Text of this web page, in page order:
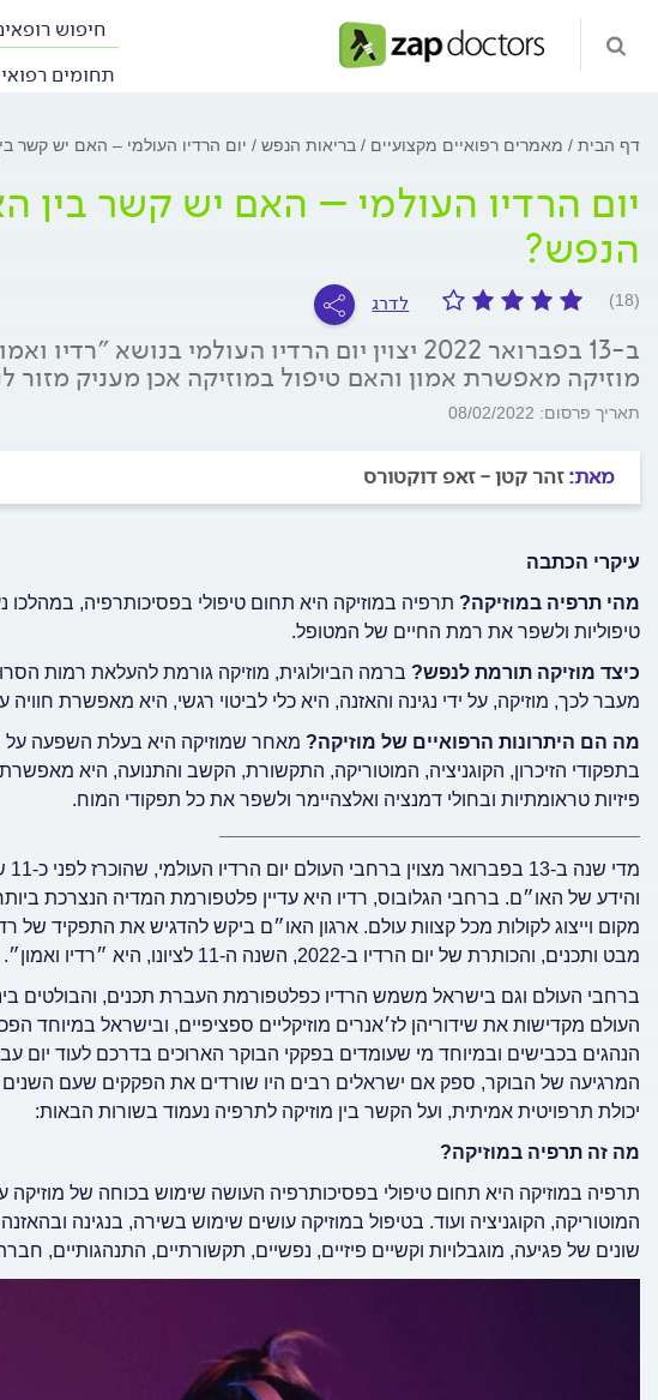
חיפוש
תחומים
דף הבית מאמרים רפואיים מקצועיים בריאות הנפש יום הרדיו העולמי – האם יש קשר
יום הרדיו העולמי – האם יש קשר בין
הנפש?
(18) לדרג
ב-13 בפברואר 2022 יצוין יום הרדיו העולמי
מוזיקה מאפשרת אמון והאם טיפול במוזיקה אכן מעניק מזור
תאריך פרסום: 08/02/2022
מאת: זהר קטן - זאפ דוקטורס
עיקרי הכתבה
מהי תרפיה במוזיקה? תרפיה במוזיקה היא תחום טיפולי בפסיכותרפיה,
טיפוליות ולשפר את רמת החיים של המטופל.
כיצד מוזיקה תורמת לנפש? ברמה הביולוגית, מוזיקה גורמת להעלאת רמות
מעבר לכך, מוזיקה, על ידי נגינה והאזנה, היא כלי לביטוי רגשי, היא מאפשרת
מה הם היתרונות הרפואיים של מוזיקה? מאחר שמוזיקה היא בעלת השפעה על
בתפקודי הזיכרון, הקוגניציה, המוטוריקה, התקשורת, הקשב והתנועה, היא
פיזיות טראומתיות ובחולי דמנציה ואלצהיימר ולשפר את כל תפקודי המוח.
והידע של האו״ם. ברחבי הגלובוס, רדיו היא עדיין פלטפורמת המדיה הנצרכת
מקום וייצוג לקולות מכל קצוות עולם. ארגון האו״ם ביקש להדגיש את התפקיד של
מבט ותכנים, והכותרת של יום הרדיו ב-2022, השנה ה-11 לציונו, היא ״רדיו ואמון״.
ברחבי העולם וגם בישראל משמש הרדיו כפלטפורמת העברת תכנים, והבולטים
העולם מקדישות את שידוריהן לז׳אנרים מוזיקליים ספציפיים, ובישראל במיוחד
הנהגים בכבישים ובמיוחד מי שעומדים בפקקי הבוקר הארוכים בדרכם לעוד יום
המרגיעה של הבוקר, ספק אם ישראלים רבים היו שורדים את הפקקים שעם השנים
יכולת תרפויטית אמיתית, ועל הקשר בין מוזיקה לתרפיה נעמוד בשורות הבאות:
מה זה תרפיה במוזיקה?
תרפיה במוזיקה היא תחום טיפולי בפסיכותרפיה העושה שימוש בכוחה של
המוטוריקה, הקוגניציה ועוד. בטיפול במוזיקה עושים שימוש בשירה, בנגינה
שונים של פגיעה, מוגבלויות וקשיים פיזיים, נפשיים, תקשורתיים, התנהגותיים,